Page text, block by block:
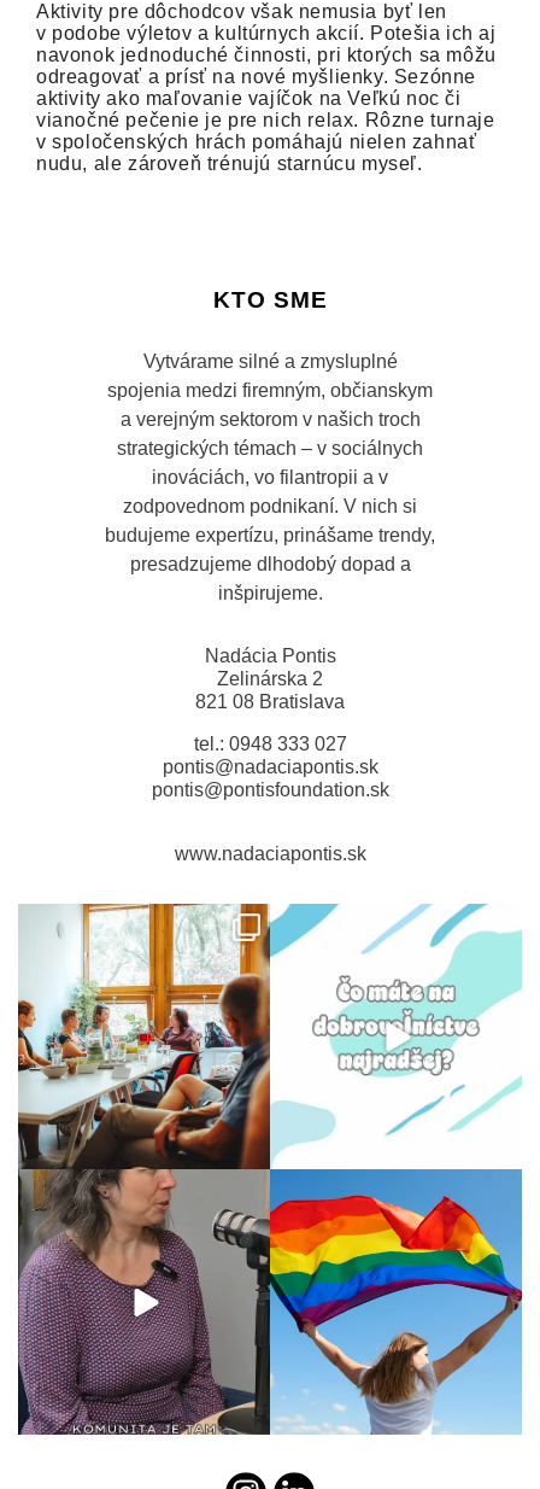
Aktivity pre dôchodcov však nemusia byť len
v podobe výletov a kultúrnych akcií. Potešia ich aj
navonok jednoduché činnosti, pri ktorých sa môžu
odreagovať a prísť na nové myšlienky. Sezónne
aktivity ako maľovanie vajíčok na Veľkú noc či
vianočné pečenie je pre nich relax. Rôzne turnaje
v spoločenských hrách pomáhajú nielen zahnať
nudu, ale zároveň trénujú starnúcu myseľ.
KTO SME
Vytvárame silné a zmysluplné
spojenia medzi firemným, občianskym
a verejným sektorom v našich troch
strategických témach – v sociálnych
inováciách, vo filantropii a v
zodpovednom podnikaní. V nich si
budujeme expertízu, prinášame trendy,
presadzujeme dlhodobý dopad a
inšpirujeme.
Nadácia Pontis
Zelinárska 2
821 08 Bratislava
tel.: 0948 333 027
pontis@nadaciapontis.sk
pontis@pontisfoundation.sk
www.nadaciapontis.sk